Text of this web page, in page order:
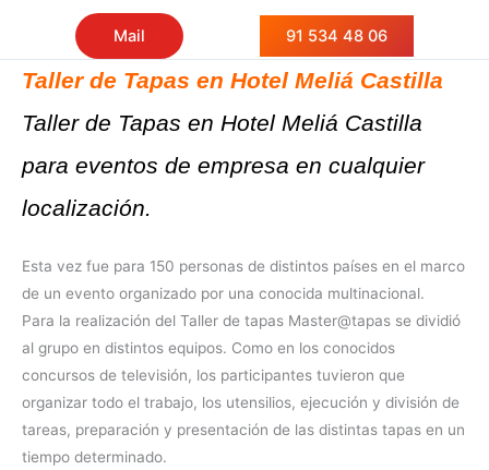
Mail 91 534 48 06
Taller de Tapas en Hotel Meliá Castilla
Taller de Tapas en Hotel Meliá Castilla
para eventos de empresa en cualquier
localización.
Esta vez fue para 150 personas de distintos países en el marco
de un evento organizado por una conocida multinacional.
Para la realización del Taller de tapas Master@tapas se dividió
al grupo en distintos equipos. Como en los conocidos
concursos de televisión, los participantes tuvieron que
organizar todo el trabajo, los utensilios, ejecución y división de
tareas, preparación y presentación de las distintas tapas en un
tiempo determinado.